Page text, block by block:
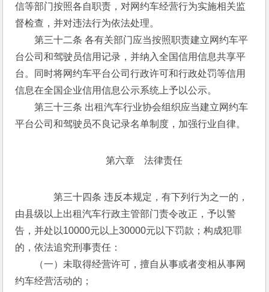
信等部门按照各自职责，对网约车经营行为实施相关监
督检查，并对违法行为依法处理。
第三十二条 各有关部门应当按照职责建立网约车平
台公司和驾驶员信用记录，并纳入全国信用信息共享平
台。同时将网约车平台公司行政许可和行政处罚等信用
信息在全国企业信用信息公示系统上予以公示。
第三十三条 出租汽车行业协会组织应当建立网约车
平台公司和驾驶员不良记录名单制度，加强行业自律。
第六章　法律责任
第三十四条 违反本规定，有下列行为之一的，
由县级以上出租汽车行政主管部门责令改正，予以警
告，并处以10000元以上30000元以下罚款；构成犯罪
的，依法追究刑事责任：
（一）未取得经营许可，擅自从事或者变相从事网
约车经营活动的；